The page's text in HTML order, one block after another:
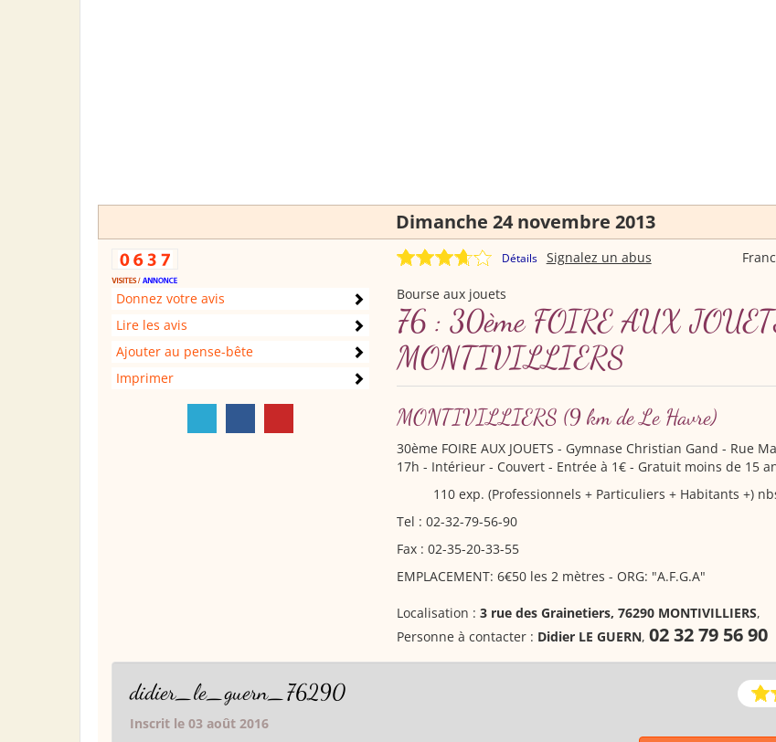
Dimanche 24 novembre 2013
Donnez votre avis
Lire les avis
Ajouter au pense-bête
Imprimer
Détails Signalez un abus
Bourse aux jouets
76 : 30ème FOIRE AUX
MONTIVILLIERS
MONTIVILLIERS (9 km de Le Havre)
30ème FOIRE AUX JOUETS - Gymnase Christian Gand - Rue
17h - Intérieur - Couvert - Entrée à 1€ - Gratuit moins de 15
110 exp. (Professionnels + Particuliers + Habitants +)
Tel : 02-32-79-56-90
Fax : 02-35-20-33-55
EMPLACEMENT: 6€50 les 2 mètres - ORG: "A.F.G.A"
Localisation : 3 rue des Grainetiers, 76290 MONTIVILLIERS,
Personne à contacter : Didier LE GUERN, 02 32 79 56 90
didier_le_guern_76290
Inscrit le 03 août 2016